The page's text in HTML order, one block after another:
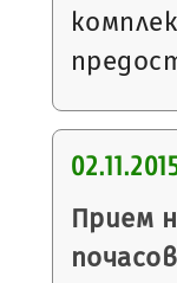
Прием